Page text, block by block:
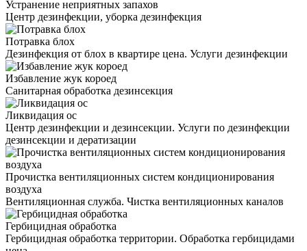
Устранение неприятных запахов
Центр дезинфекции, уборка дезинфекция
Потравка блох
Дезинфекция от блох в квартире цена. Услуги дезинфекции
Избавление жук короед
Санитарная обработка дезинсекция
Ликвидация ос
Центр дезинфекции и дезинсекции. Услуги по дезинфекции
дезинсекции и дератизации
Прочистка вентиляционных систем кондиционирования
воздуха
Вентиляционная служба. Чистка вентиляционных каналов
Гербицидная обработка
Гербицидная обработка территории. Обработка гербицидами